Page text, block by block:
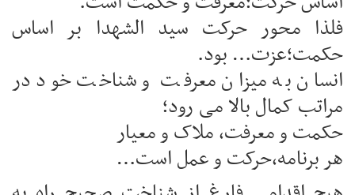
فلذا محور حرکت سید الشهدا بر اساس
حکمت؛عزت… بود.
انسان به میزان معرفت و شناخت خود در
مراتب کمال بالا می رود؛
حکمت و معرفت، ملاک و معیار
هر برنامه،حرکت و عمل است…